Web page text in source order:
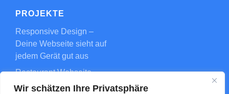
Wir schätzen Ihre Privatsphäre